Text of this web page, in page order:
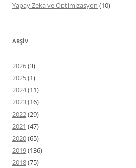
Yapay Zeka ve Optimizasyon (10)
ARŞIV
2026(3)
2025(1)
2024(11)
2023(16)
2022(29)
2021 (47)
2020(65)
2019(136)
2018(75)